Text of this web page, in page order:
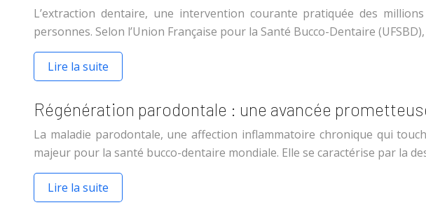
L’extraction dentaire, une intervention courante pratiquée des
personnes. Selon l’Union Française pour la Santé Bucco-Dentaire
Lire la suite
Régénération parodontale : une avancée
La maladie parodontale, une affection inflammatoire chronique qui
majeur pour la santé bucco-dentaire mondiale. Elle se caractérise par la
Lire la suite